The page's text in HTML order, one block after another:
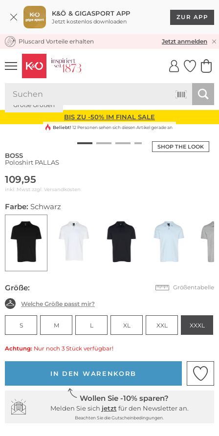
K&Ö & GIGASPORT APP
Jetzt kostenlos downloaden
ZUR APP
KOSTENLOSER VERSAND* & RÜCKVERSAND
Pluscard Vorteile erhalten Jetzt anmelden
UNSERE APP
CLICK &
BIS ZU -50% IM FINAL SALE
SHOP THE LOOK
Große Größen
Beliebt! 12 Personen sehen sich diesen Artikel gerade an
BOSS
Poloshirt PALLAS
109,95
inkl. Mwst zzgl. Versandkosten
Farbe: Schwarz
Größe: Größentabelle
Welche Größe passt mir?
S M L XL XXL XXXL
Achtung: Nur noch 3 Stück verfügbar!
IN DEN WARENKORB
Wollen Sie -10% sparen?
Melden Sie sich jetzt für den Newsletter an.
Beachten Sie die Gutscheinbedingungen.